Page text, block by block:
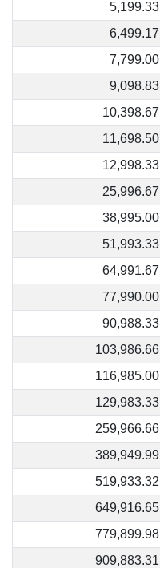
5,199.33
6,499.17
7,799.00
9,098.83
10,398.67
11,698.50
12,998.33
25,996.67
38,995.00
51,993.33
64,991.67
77,990.00
90,988.33
103,986.66
116,985.00
129,983.33
259,966.66
389,949.99
519,933.32
649,916.65
779,899.98
909,883.31